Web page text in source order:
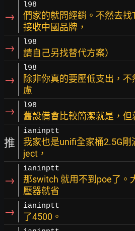
→
l98
們家的就問經銷。不然去找
接收中國品牌，
→ l98
請自己另找替代方案）
→
l98
除非你真的要壓低支出，
慮
→ l98
舊設備會比較簡潔就是，但
推
ianinptt
我家也是unifi全家桶2.5G
ject，
→
ianinptt
那switch 就用不到poe了。
壓器就省
→ ianinptt
了4500。